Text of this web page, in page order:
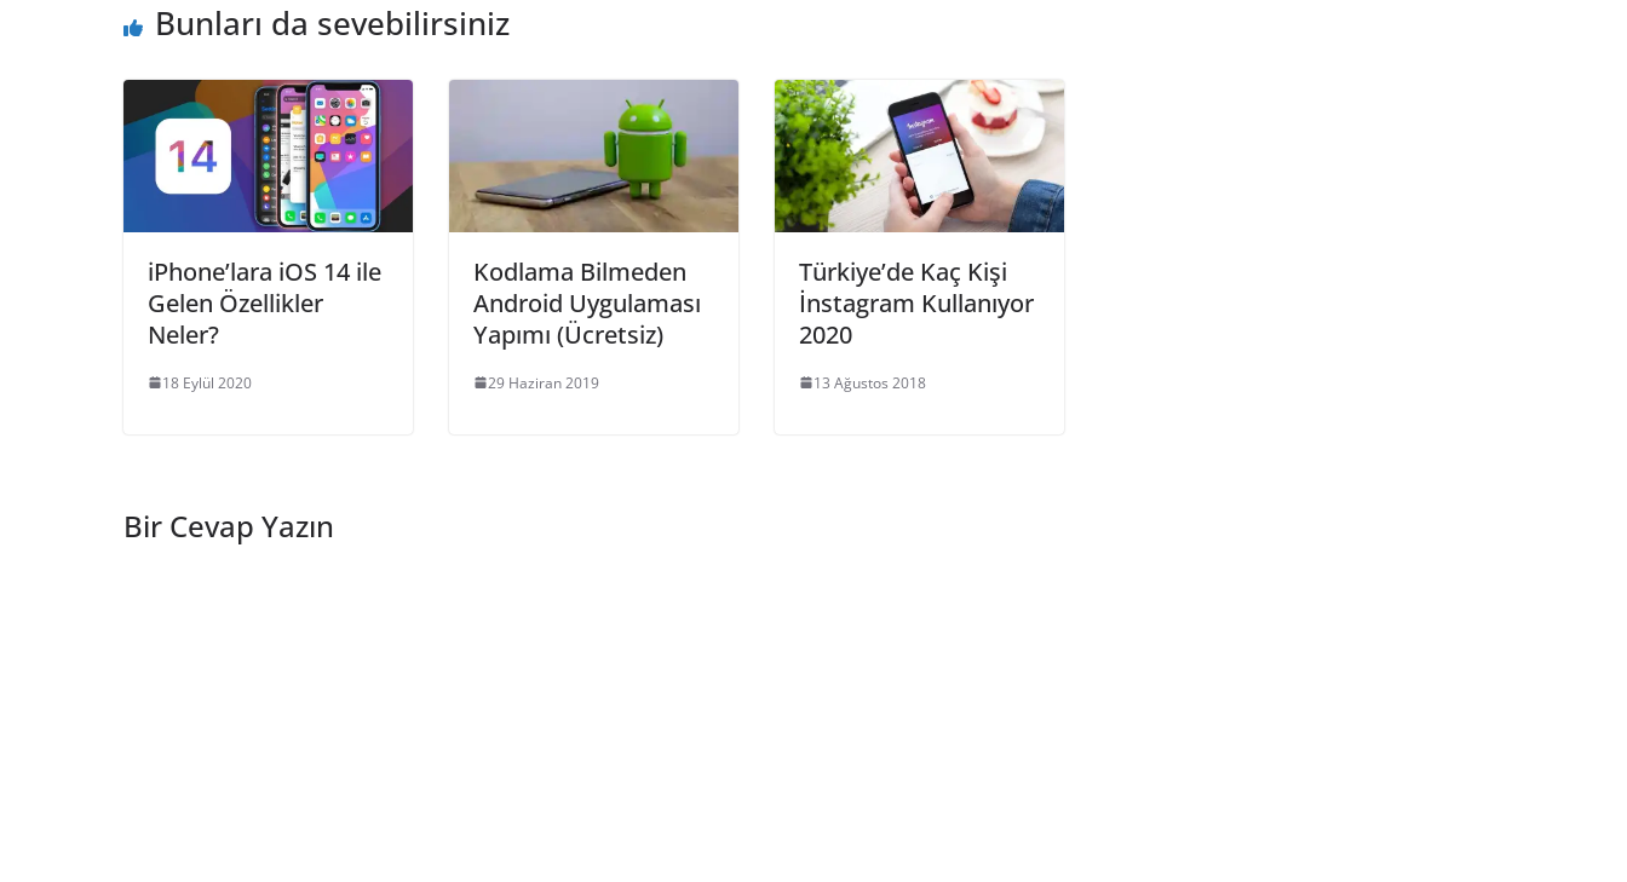
Bunları da sevebilirsiniz
iPhone’lara iOS 14 ile
Gelen Özellikler
Neler?
18 Eylül 2020
Kodlama Bilmeden
Android Uygulaması
Yapımı (Ücretsiz)
29 Haziran 2019
Türkiye’de Kaç Kişi
İnstagram Kullanıyor
2020
13 Ağustos 2018
Bir Cevap Yazın